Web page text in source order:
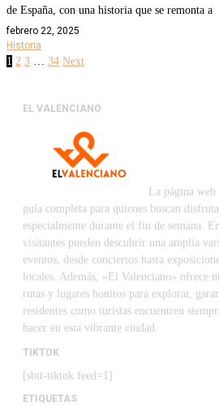
de España, con una historia que se remonta a
febrero 22, 2025
Historia
1 2 3 34 Next
EL VALENCIANO
La página web
guía completa para quienes buscan
especialmente durante el fin de semana.
visitantes pueden descubrir una amplia
eventos, desde conciertos hasta
locales. Además, «El Valenciano» ofrece
rutas y lugares bonitos para explorar,
residentes como turistas encuentren
hacer en esta vibrante ciudad.
TIKTOK
[sbtt-tiktok feed=1]
ETIQUETAS